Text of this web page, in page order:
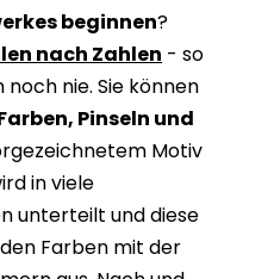
beginnen?
nach Zahlen - so
nie. Sie können
Pinseln und
Motiv
in viele
unterteilt und diese
Farben mit der